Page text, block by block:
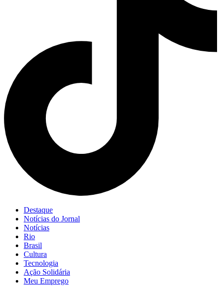
Destaque
Notícias do Jornal
Notícias
Rio
Brasil
Cultura
Tecnologia
Ação Solidária
Meu Emprego